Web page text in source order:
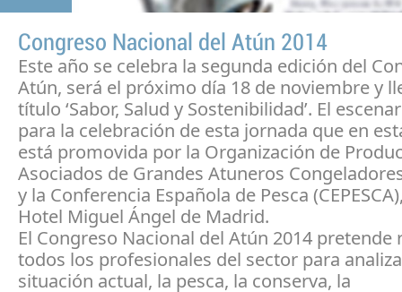
Congreso Nacional del Atún 2014
Este año se celebra la segunda edición del
Atún, será el próximo día 18 de noviembre y
título ‘Sabor, Salud y Sostenibilidad’. El
para la celebración de esta jornada que en
está promovida por la Organización de
Asociados de Grandes Atuneros
y la Conferencia Española de Pesca
Hotel Miguel Ángel de Madrid.
El Congreso Nacional del Atún 2014 pretende
todos los profesionales del sector para
situación actual, la pesca, la conserva, la